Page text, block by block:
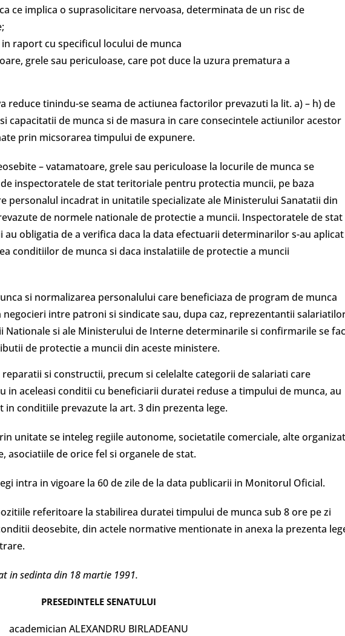
ce implica o suprasolicitare nervoasa, determinata de un risc de
raport cu specificul locului de munca
grele sau periculoase, care pot duce la uzura prematura a
reduce tinindu-se seama de actiunea factorilor prevazuti la lit. a) – h) de
capacitatii de munca si de masura in care consecintele actiunilor acestor
prin micsorarea timpului de expunere.
– vatamatoare, grele sau periculoase la locurile de munca se
inspectoratele de stat teritoriale pentru protectia muncii, pe baza
incadrat in unitatile specializate ale Ministerului Sanatatii din
de normele nationale de protectie a muncii. Inspectoratele de stat
obligatia de a verifica daca la data efectuarii determinarilor s-au aplicat
conditiilor de munca si daca instalatiile de protectie a muncii
si normalizarea personalului care beneficiaza de program de munca
negocieri intre patroni si sindicate sau, dupa caz, reprezentantii
si ale Ministerului de Interne determinarile si confirmarile se fac
de protectie a muncii din aceste ministere.
si constructii, precum si celelalte categorii de salariati care
in aceleasi conditii cu beneficiarii duratei reduse a timpului de munca, au
conditiile prevazute la art. 3 din prezenta lege.
unitate se inteleg regiile autonome, societatile comerciale, alte
asociatiile de orice fel si organele de stat.
intra in vigoare la 60 de zile de la data publicarii in Monitorul Oficial.
referitoare la stabilirea duratei timpului de munca sub 8 ore pe zi
deosebite, din actele normative mentionate in anexa la prezenta
in sedinta din 18 martie 1991.
PRESEDINTELE SENATULUI
academician ALEXANDRU BIRLADEANU